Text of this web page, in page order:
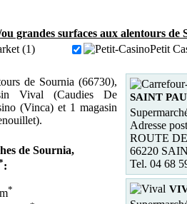
grandes surfaces aux alentours de
(1)
Petit
de Sournia (66730),
Vival (Caudies De
(Vinca) et 1 magasin
de Sournia,
:
*
SAINT
Adresse
ROUTE
66220
Tel. 04 68